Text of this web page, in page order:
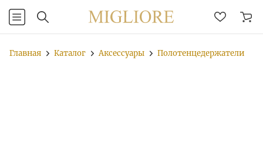
Главная Каталог Аксессуары Полотенцедержатели